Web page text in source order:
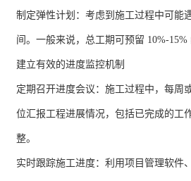
制定弹性计划：考虑到施工过程中可能
间。一般来说，总工期可预留 10%-
建立有效的进度监控机制
定期召开进度会议：施工过程中，每周
位汇报工程进展情况，包括已完成的工
整。
实时跟踪施工进度：利用项目管理软件